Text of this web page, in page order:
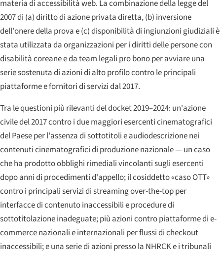
materia di accessibilità web. La combinazione della legge del
2007 di (a) diritto di azione privata diretta, (b) inversione
dell'onere della prova e (c) disponibilità di ingiunzioni giudiziali è
stata utilizzata da organizzazioni per i diritti delle persone con
disabilità coreane e da team legali pro bono per avviare una
serie sostenuta di azioni di alto profilo contro le principali
piattaforme e fornitori di servizi dal 2017.
Tra le questioni più rilevanti del docket 2019–2024: un'azione
civile del 2017 contro i due maggiori esercenti cinematografici
del Paese per l'assenza di sottotitoli e audiodescrizione nei
contenuti cinematografici di produzione nazionale — un caso
che ha prodotto obblighi rimediali vincolanti sugli esercenti
dopo anni di procedimenti d'appello; il cosiddetto «caso OTT»
contro i principali servizi di streaming over-the-top per
interfacce di contenuto inaccessibili e procedure di
sottotitolazione inadeguate; più azioni contro piattaforme di e-
commerce nazionali e internazionali per flussi di checkout
inaccessibili; e una serie di azioni presso la NHRCK e i tribunali